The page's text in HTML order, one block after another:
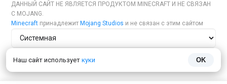
Наш сайт использует куки OK
ДАННЫЙ САЙТ НЕ ЯВЛЯЕТСЯ ПРОДУКТОМ MINECRAFT И НЕ СВЯЗАН
С MOJANG.
Minecraft принадлежит Mojang Studios и не связан с этим сайтом
Тема сайта
Язык сайта